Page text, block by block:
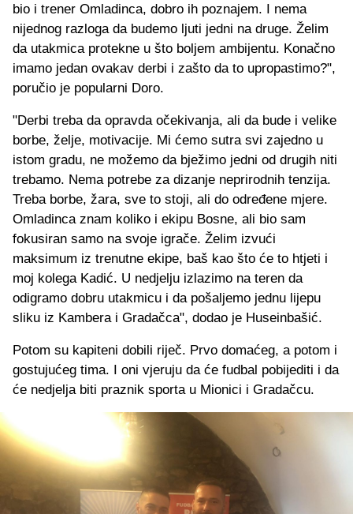
bio i trener Omladinca, dobro ih poznajem. I nema
nijednog razloga da budemo ljuti jedni na druge. Želim
da utakmica protekne u što boljem ambijentu. Konačno
imamo jedan ovakav derbi i zašto da to upropastimo?",
poručio je popularni Doro.
"Derbi treba da opravda očekivanja, ali da bude i velike
borbe, želje, motivacije. Mi ćemo sutra svi zajedno u
istom gradu, ne možemo da bježimo jedni od drugih niti
trebamo. Nema potrebe za dizanje neprirodnih tenzija.
Treba borbe, žara, sve to stoji, ali do određene mjere.
Omladinca znam koliko i ekipu Bosne, ali bio sam
fokusiran samo na svoje igrače. Želim izvući
maksimum iz trenutne ekipe, baš kao što će to htjeti i
moj kolega Kadić. U nedjelju izlazimo na teren da
odigramo dobru utakmicu i da pošaljemo jednu lijepu
sliku iz Kambera i Gradačca", dodao je Huseinbašić.
Potom su kapiteni dobili riječ. Prvo domaćeg, a potom i
gostujućeg tima. I oni vjeruju da će fudbal pobijediti i da
će nedjelja biti praznik sporta u Mionici i Gradačcu.